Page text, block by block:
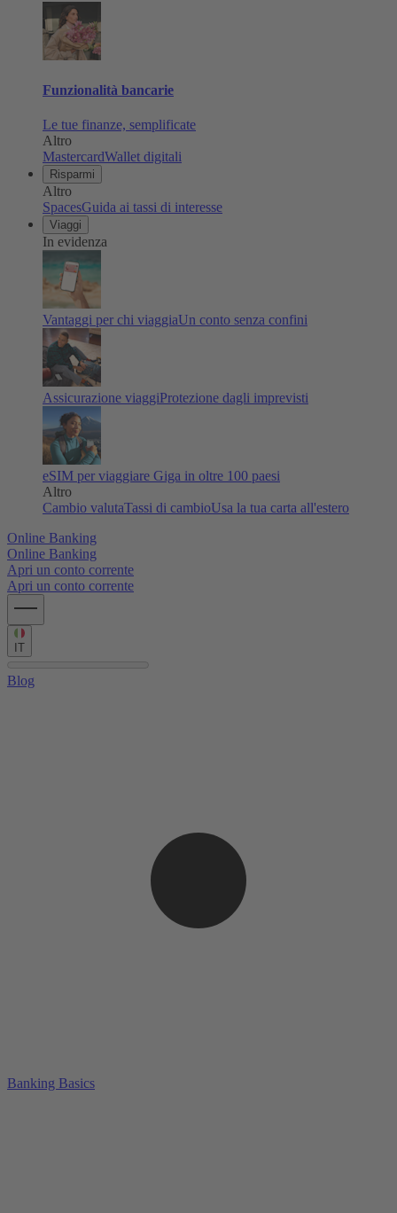
Funzionalità bancarie
Le tue finanze, semplificate
Altro
MastercardWallet digitali
Risparmi
Altro
SpacesGuida ai tassi di interesse
Viaggi
In evidenza
Vantaggi per chi viaggiaUn conto senza confini
Assicurazione viaggiProtezione dagli imprevisti
eSIM per viaggiare Giga in oltre 100 paesi
Altro
Cambio valutaTassi di cambioUsa la tua carta all'estero
Online Banking
Online Banking
Apri un conto corrente
Apri un conto corrente
IT
Blog
Banking Basics